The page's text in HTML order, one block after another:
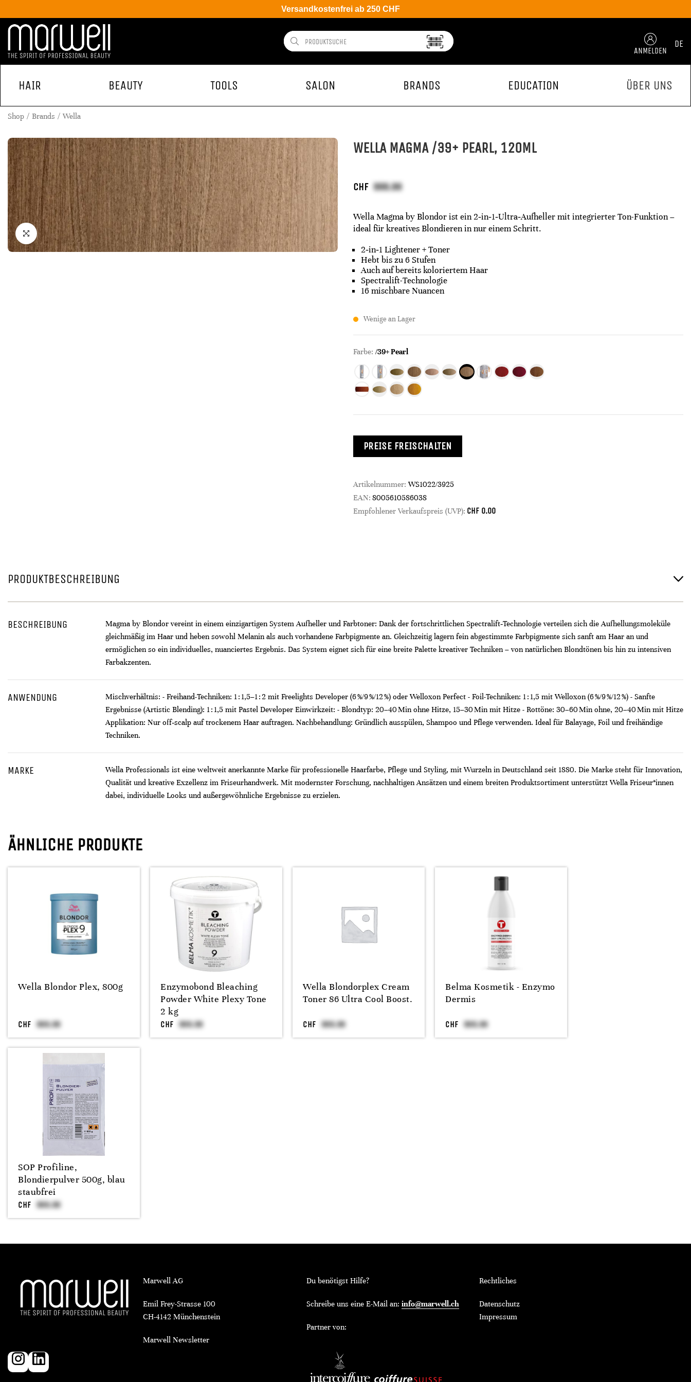
Versandkostenfrei ab 250 CHF
ANMELDEN
DE
HAIR BEAUTY TOOLS SALON BRANDS EDUCATION ÜBER UNS
Shop Brands Wella
WELLA MAGMA /39+ PEARL, 120ML
CHF
Wella Magma by Blondor ist ein 2‑in‑1‑Ultra‑Aufheller mit integrierter Ton-Funktion –
ideal für kreatives Blondieren in nur einem Schritt.
2‑in‑1 Lightener + Toner
Hebt bis zu 6 Stufen
Auch auf bereits koloriertem Haar
Spectralift-Technologie
16 mischbare Nuancen
Wenige an Lager
Farbe: /39+ Pearl
PREISE FREISCHALTEN
Artikelnummer: WS1022/3925
EAN: 8005610586038
Empfohlener Verkaufspreis (UVP): CHF 0.00
PRODUKTBESCHREIBUNG
BESCHREIBUNG
Magma by Blondor vereint in einem einzig­artigen System Aufheller und Farbtoner: Dank der fortschrittlichen Spectralift‑Technologie verteilen sich die Aufhellungsmoleküle
gleichmäßig im Haar und heben sowohl Melanin als auch vorhandene Farbpigmente an. Gleichzeitig lagern fein abgestimmte Farbpigmente sich sanft am Haar an und
ermöglichen so ein individuelles, nuanciertes Ergebnis. Das System eignet sich für eine breite Palette kreativer Techniken – von natürlichen Blondtönen bis hin zu intensiven
Farbakzenten.
ANWENDUNG
Mischverhältnis: - Freihand-Techniken: 1 : 1,5–1 : 2 mit Freelights Developer (6 %/9 %/12 %) oder Welloxon Perfect - Foil-Techniken: 1 : 1,5 mit Welloxon (6 %/9 %/12 %) - Sanfte
Ergebnisse (Artistic Blending): 1 : 1,5 mit Pastel Developer Einwirkzeit: - Blondtyp: 20–40 Min ohne Hitze, 15–30 Min mit Hitze - Rottöne: 30–60 Min ohne, 20–40 Min mit Hitze
Applikation: Nur off‑scalp auf trockenem Haar auftragen. Nachbehandlung: Gründlich ausspülen, Shampoo und Pflege verwenden. Ideal für Balayage, Foil und freihändige
Techniken.
MARKE
Wella Professionals ist eine weltweit anerkannte Marke für professionelle Haarfarbe, Pflege und Styling, mit Wurzeln in Deutschland seit 1880. Die Marke steht für Innovation,
Qualität und kreative Exzellenz im Friseurhandwerk. Mit modernster Forschung, nachhaltigen Ansätzen und einem breiten Produktsortiment unterstützt Wella Friseur*innen
dabei, individuelle Looks und außergewöhnliche Ergebnisse zu erzielen.
ÄHNLICHE PRODUKTE
Wella Blondor Plex, 800g
CHF
Enzymobond Bleaching
Powder White Plexy Tone
2 kg
CHF
Wella Blondorplex Cream
Toner 86 Ultra Cool Boost.
CHF
Belma Kosmetik - Enzymo
Dermis
CHF
SOP Profiline,
Blondierpulver 500g, blau
staubfrei
CHF
Marwell AG
Emil Frey-Strasse 100
CH-4142 Münchenstein
Marwell Newsletter
Du benötigst Hilfe?
Schreibe uns eine E-Mail an: info@marwell.ch
Partner von:
Rechtliches
Datenschutz
Impressum